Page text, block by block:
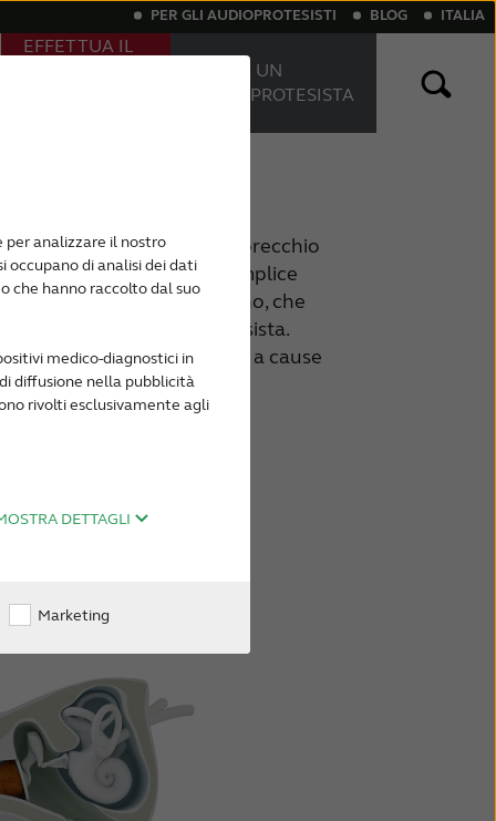
per analizzare il nostro
occupano di analisi dei dati
che hanno raccolto dal suo
medico-diagnostici in
diffusione nella pubblicità
rivolti esclusivamente agli
DETTAGLI
Marketing
PER GLI AUDIOPROTESISTI BLOG ITALIA
EFFETTUA IL
TROVA UN
AUDIOPROTESISTA
causata da problemi all'orecchio
di un problema semplice
nell'orecchio esterno, che
risolto da un audioprotesista.
può essere dovuta a cause
e richiedere
dalla tecnologia